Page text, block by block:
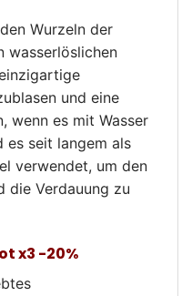
Wurzeln der
wasserlöslichen
und eine
wenn es mit Wasser
es seit langem als
verwendet, um den
die Verdauung zu
x3 -20%